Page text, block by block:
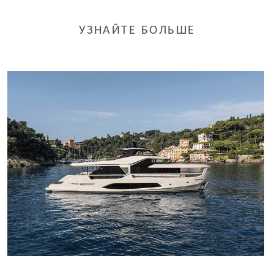
УЗНАЙТЕ БОЛЬШЕ